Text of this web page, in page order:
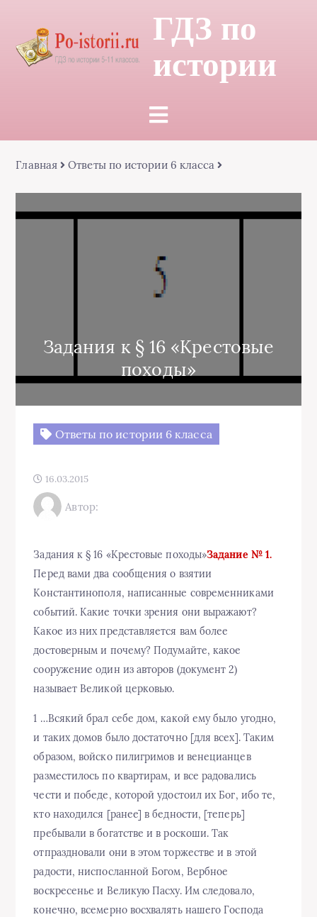
ГДЗ по
истории
Главная Ответы по истории 6 класса
Задания к § 16 «Крестовые
походы»
Ответы по истории 6 класса
16.03.2015
Автор:
Задания к § 16 «Крестовые походы»Задание № 1.
Перед вами два сообщения о взятии
Константинополя, написанные современниками
событий. Какие точки зрения они выражают?
Какое из них представляется вам более
достоверным и почему? Подумайте, какое
сооружение один из авторов (документ 2)
называет Великой церковью.
1 …Всякий брал себе дом, какой ему было угодно,
и таких домов было достаточно [для всех]. Таким
образом, войско пилигримов и венецианцев
разместилось по квартирам, и все радовались
чести и победе, которой удостоил их Бог, ибо те,
кто находился [ранее] в бедности, [теперь]
пребывали в богатстве и в роскоши. Так
отпраздновали они в этом торжестве и в этой
радости, ниспосланной Богом, Вербное
воскресенье и Великую Пасху. Им следовало,
конечно, всемерно восхвалять нашего Господа